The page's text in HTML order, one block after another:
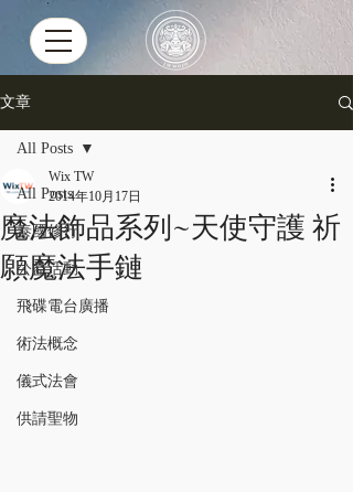
文章
All Posts
泰國修行
公益活動
飛碟電台廣播
術法概念
儀式法會
供請聖物
All Posts
魔法飾品系列~天使守護 祈
願魔法手鏈
Wix TW
2014年10月17日